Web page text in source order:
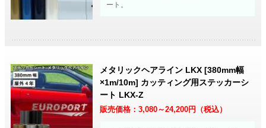
ート。
メタリックヘアライン LKX [380mm幅
×1m/10m] カッティング用ステッカーシ
ート LKX-Z
販売価格：3,080～24,200円（税込）